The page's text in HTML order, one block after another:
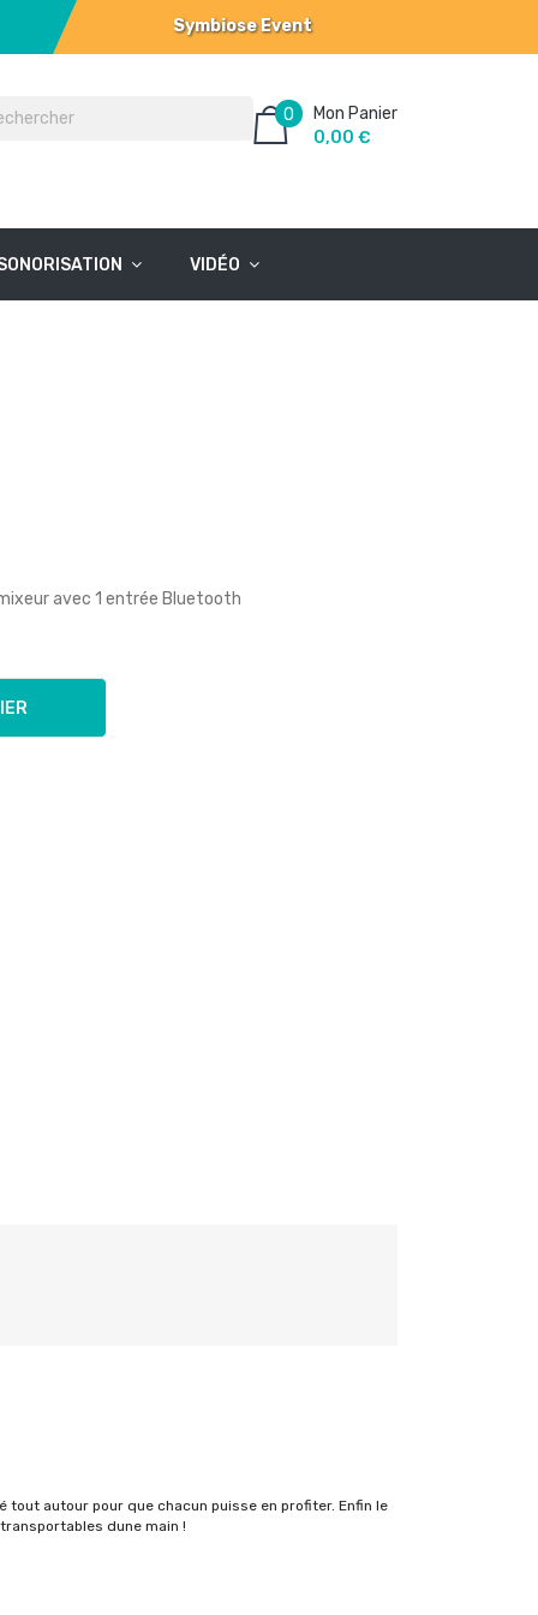
Symbiose Event
Mon Panier
0
0,00 €
VIDÉO
avec 1 entrée Bluetooth
autour pour que chacun puisse en profiter. Enfin le
dune main !